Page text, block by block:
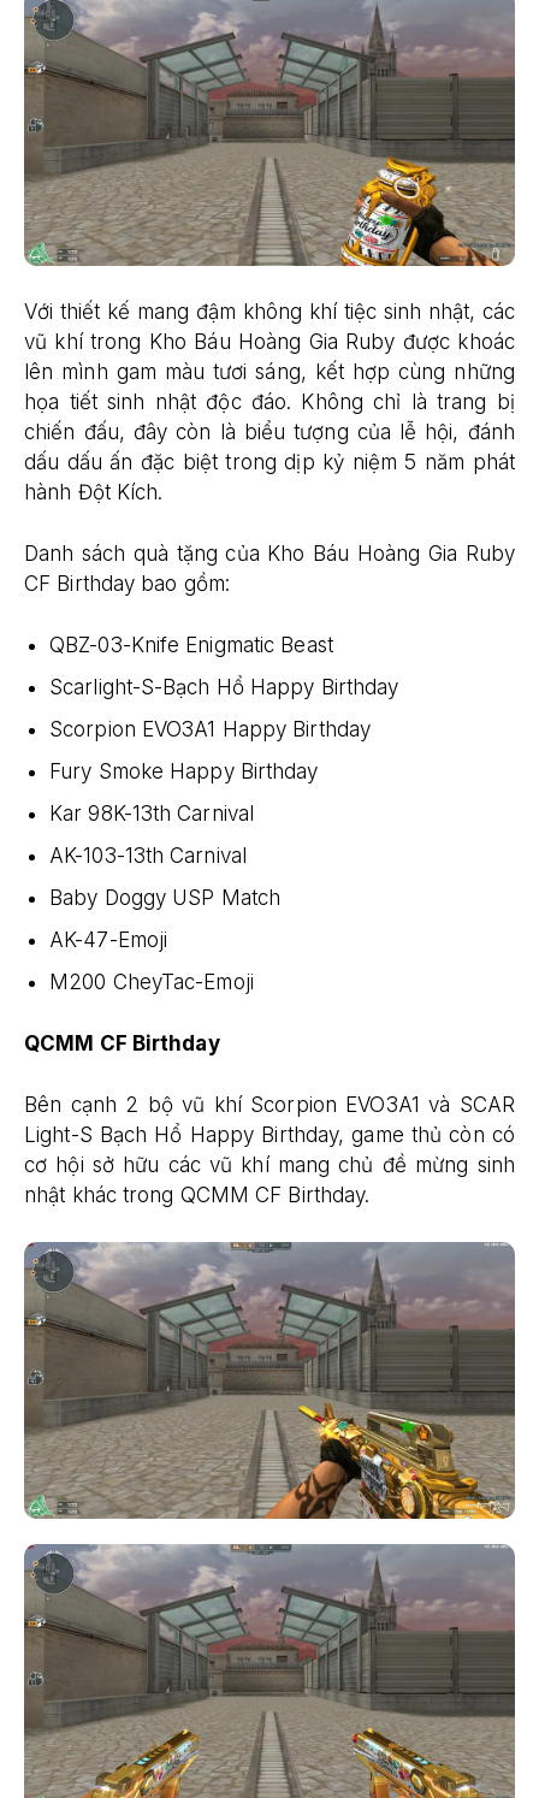
Với thiết kế mang đậm không khí tiệc sinh nhật, các
vũ khí trong Kho Báu Hoàng Gia Ruby được khoác
lên mình gam màu tươi sáng, kết hợp cùng những
họa tiết sinh nhật độc đáo. Không chỉ là trang bị
chiến đấu, đây còn là biểu tượng của lễ hội, đánh
dấu dấu ấn đặc biệt trong dịp kỷ niệm 5 năm phát
hành Đột Kích.
Danh sách quà tặng của Kho Báu Hoàng Gia Ruby
CF Birthday bao gồm:
QBZ-03-Knife Enigmatic Beast
Scarlight-S-Bạch Hổ Happy Birthday
Scorpion EVO3A1 Happy Birthday
Fury Smoke Happy Birthday
Kar 98K-13th Carnival
AK-103-13th Carnival
Baby Doggy USP Match
AK-47-Emoji
M200 CheyTac-Emoji
QCMM CF Birthday
Bên cạnh 2 bộ vũ khí Scorpion EVO3A1 và SCAR
Light-S Bạch Hổ Happy Birthday, game thủ còn có
cơ hội sở hữu các vũ khí mang chủ đề mừng sinh
nhật khác trong QCMM CF Birthday.